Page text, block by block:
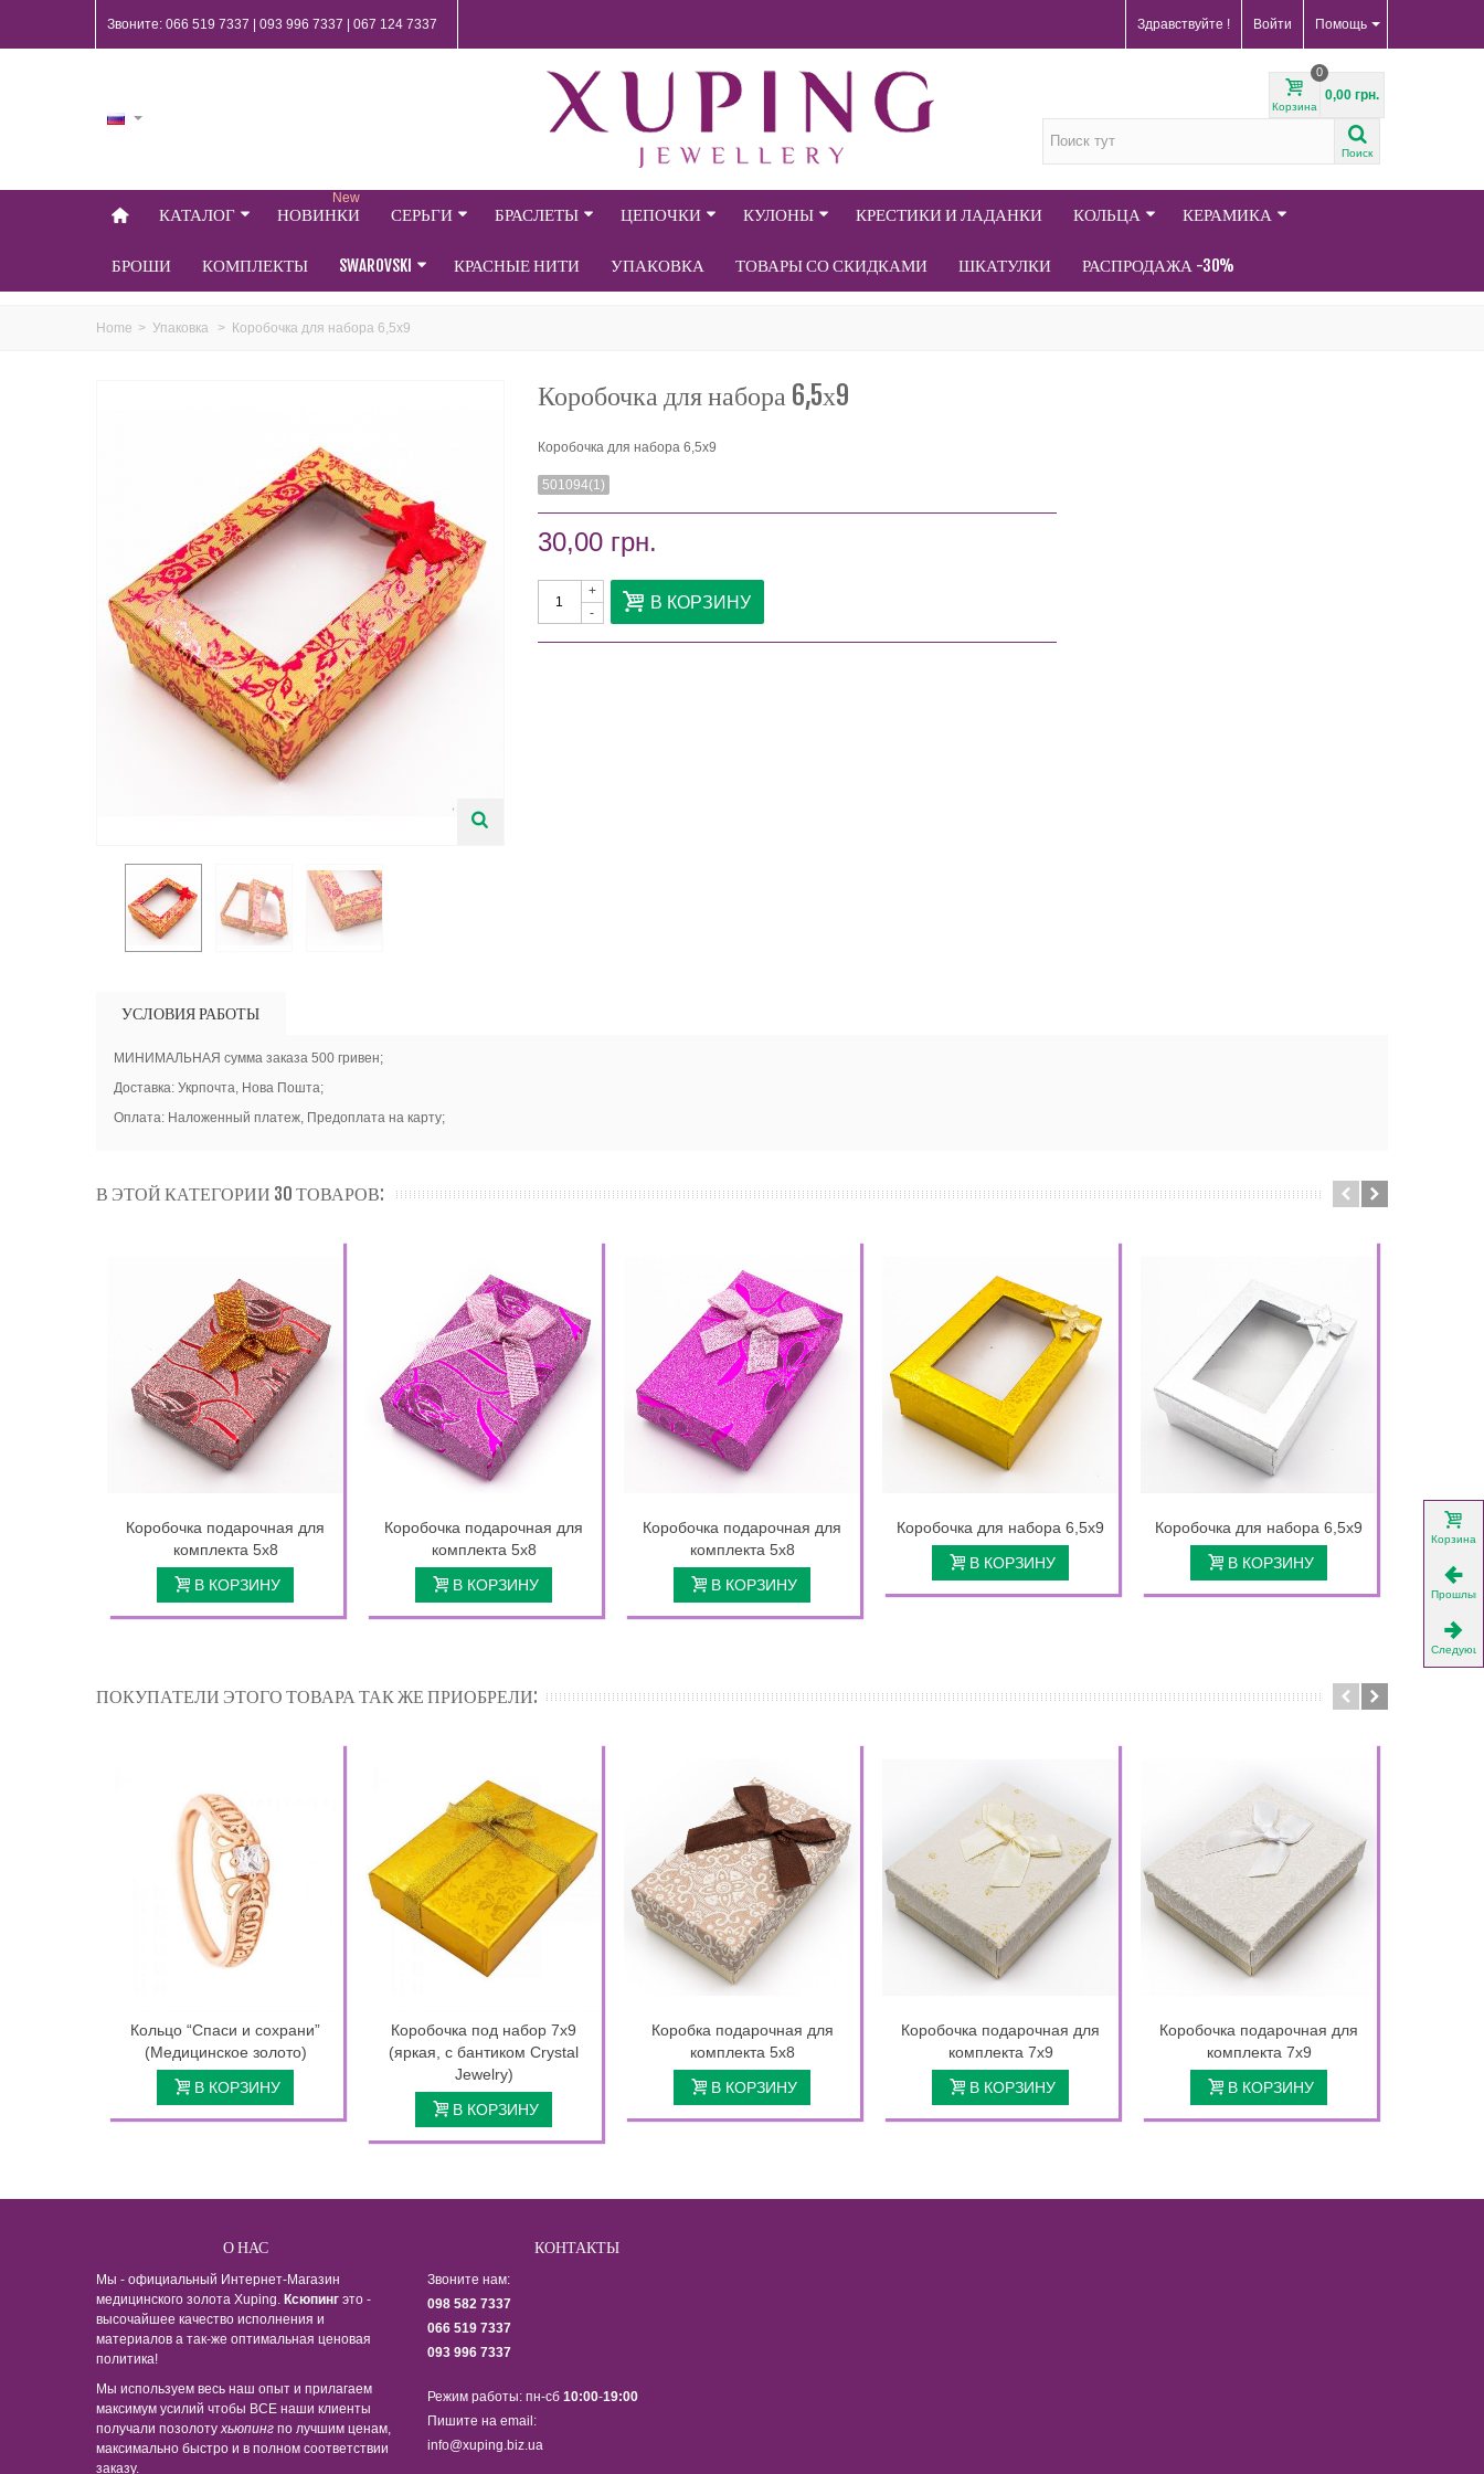
Помощь
Звоните: 066 519 7337 | 093 996 7337 | 067 124 7337 Здравствуйте ! Войти
Корзина
0
0,00 грн.
Поиск
КАТАЛОГ НОВИНКИ
New
СЕРЬГИ БРАСЛЕТЫ ЦЕПОЧКИ КУЛОНЫ КРЕСТИКИ И ЛАДАНКИ КОЛЬЦА КЕРАМИКА
БРОШИ КОМПЛЕКТЫ SWAROVSKI КРАСНЫЕ НИТИ УПАКОВКА ТОВАРЫ СО СКИДКАМИ ШКАТУЛКИ РАСПРОДАЖА -30%
Home > Упаковка > Коробочка для набора 6,5х9
Коробочка для набора 6,5х9
Коробочка для набора 6,5х9
501094(1)
30,00 грн.
-
+ В КОРЗИНУ
УСЛОВИЯ РАБОТЫ
МИНИМАЛЬНАЯ сумма заказа 500 гривен;
Доставка: Укрпочта, Нова Пошта;
Оплата: Наложенный платеж, Предоплата на карту;
В ЭТОЙ КАТЕГОРИИ 30 ТОВАРОВ:
Коробочка подарочная для
комплекта 5х8
В КОРЗИНУ
Коробочка подарочная для
комплекта 5х8
В КОРЗИНУ
Коробочка подарочная для
комплекта 5х8
В КОРЗИНУ
Коробочка для набора 6,5х9
В КОРЗИНУ
Коробочка для набора 6,5х9
В КОРЗИНУ
ПОКУПАТЕЛИ ЭТОГО ТОВАРА ТАК ЖЕ ПРИОБРЕЛИ:
Кольцо “Спаси и сохрани”
(Медицинское золото)
В КОРЗИНУ
Коробочка под набор 7х9
(яркая, с бантиком Crystal
Jewelry)
В КОРЗИНУ
Коробка подарочная для
комплекта 5х8
В КОРЗИНУ
Коробочка подарочная для
комплекта 7х9
В КОРЗИНУ
Коробочка подарочная для
комплекта 7х9
В КОРЗИНУ
О НАС
Мы - официальный Интернет-Магазин
медицинского золота Xuping. Ксюпинг это -
высочайшее качество исполнения и
материалов а так-же оптимальная ценовая
политика!
Мы используем весь наш опыт и прилагаем
максимум усилий чтобы ВСЕ наши клиенты
получали позолотухьюпинг по лучшим ценам,
максимально быстро и в полном соответствии
заказу.
КОНТАКТЫ
Звоните нам:
098 582 7337
066 519 7337
093 996 7337
Режим работы: пн-сб 10:00-19:00
Пишите на email:
info@xuping.biz.ua
Корзина
Прошлый